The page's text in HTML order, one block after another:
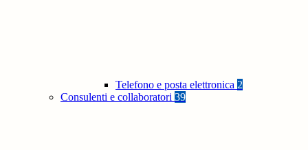
Telefono e posta elettronica 2
Consulenti e collaboratori 39